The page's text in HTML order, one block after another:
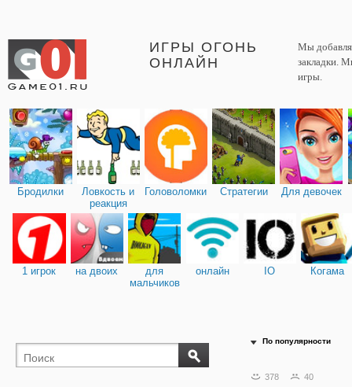
ИГРЫ ОГОНЬ
ОНЛАЙН
Мы
закладки.
игры.
Бродилки
Ловкость и
реакция
Головоломки Стратегии Для девочек
1 игрок на двоих
для
мальчиков
онлайн IO Когама
По популярности
378 40